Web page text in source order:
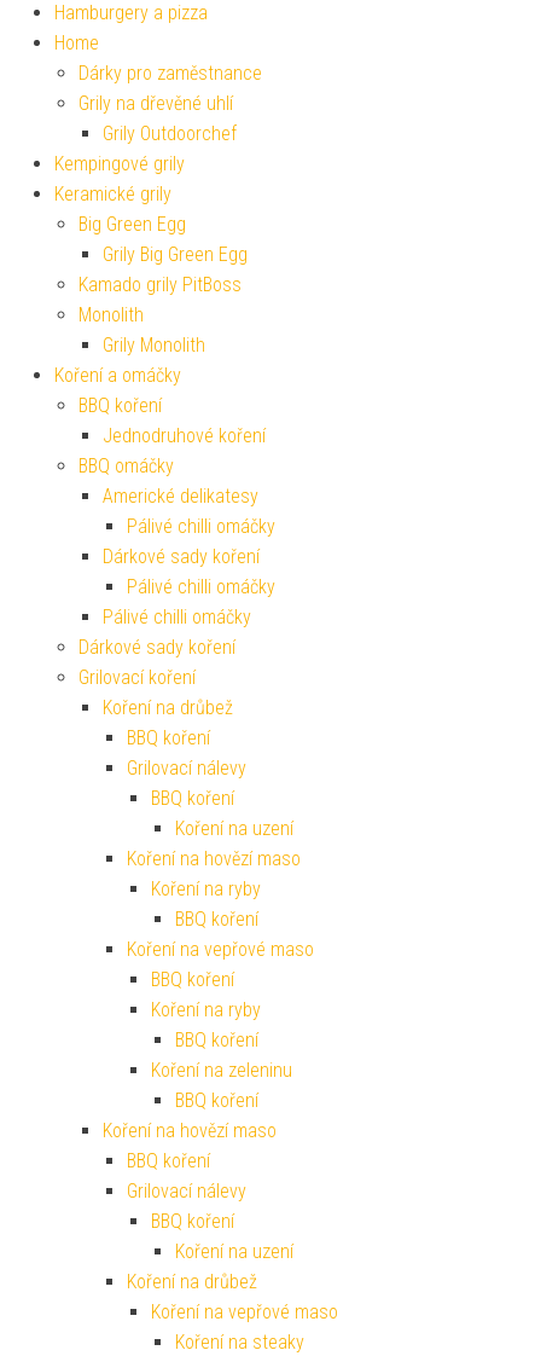
Hamburgery a pizza
Home
Dárky pro zaměstnance
Grily na dřevěné uhlí
Grily Outdoorchef
Kempingové grily
Keramické grily
Big Green Egg
Grily Big Green Egg
Kamado grily PitBoss
Monolith
Grily Monolith
Koření a omáčky
BBQ koření
Jednodruhové koření
BBQ omáčky
Americké delikatesy
Pálivé chilli omáčky
Dárkové sady koření
Pálivé chilli omáčky
Pálivé chilli omáčky
Dárkové sady koření
Grilovací koření
Koření na drůbež
BBQ koření
Grilovací nálevy
BBQ koření
Koření na uzení
Koření na hovězí maso
Koření na ryby
BBQ koření
Koření na vepřové maso
BBQ koření
Koření na ryby
BBQ koření
Koření na zeleninu
BBQ koření
Koření na hovězí maso
BBQ koření
Grilovací nálevy
BBQ koření
Koření na uzení
Koření na drůbež
Koření na vepřové maso
Koření na steaky